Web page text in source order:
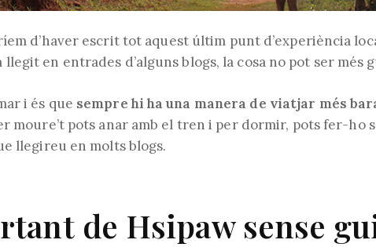
d’haver escrit tot aquest últim punt d’experiència
en entrades d’alguns blogs, la cosa no pot ser més
i és que sempre hi ha una manera de viatjar més
moure’t pots anar amb el tren i per dormir, pots fer-ho
llegireu en molts blogs.
de Hsipaw sense